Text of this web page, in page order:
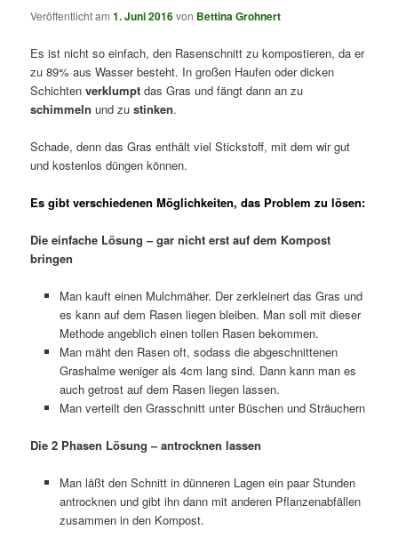
Veröffentlicht am1. Juni 2016von Bettina Grohnert
Es ist nicht so einfach, den Rasenschnitt zu kompostieren, da er
zu 89% aus Wasser besteht. In großen Haufen oder dicken
Schichtenverklumpt das Gras und fängt dann an zu
schimmeln und zustinken.
Schade, denn das Gras enthält viel Stickstoff, mit dem wir gut
und kostenlos düngen können.
Es gibt verschiedenen Möglichkeiten, das Problem zu lösen:
Die einfache Lösung – gar nicht erst auf dem Kompost
bringen
Man kauft einen Mulchmäher. Der zerkleinert das Gras und
es kann auf dem Rasen liegen bleiben. Man soll mit dieser
Methode angeblich einen tollen Rasen bekommen.
Man mäht den Rasen oft, sodass die abgeschnittenen
Grashalme weniger als 4cm lang sind. Dann kann man es
auch getrost auf dem Rasen liegen lassen.
Man verteilt den Grasschnitt unter Büschen und Sträuchern
Die 2 Phasen Lösung – antrocknen lassen
Man läßt den Schnitt in dünneren Lagen ein paar Stunden
antrocknen und gibt ihn dann mit anderen Pflanzenabfällen
zusammen in den Kompost.